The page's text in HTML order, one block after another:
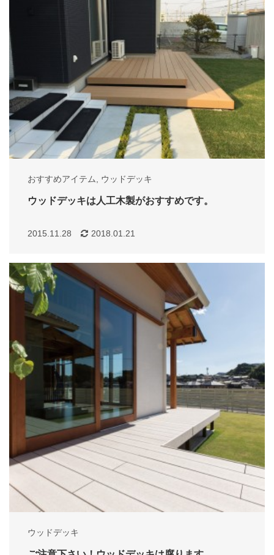
おすすめアイテム ウッドデッキ
ウッドデッキは人工木製がおすすめです。
2015.11.28 2018.01.21
ウッドデッキ